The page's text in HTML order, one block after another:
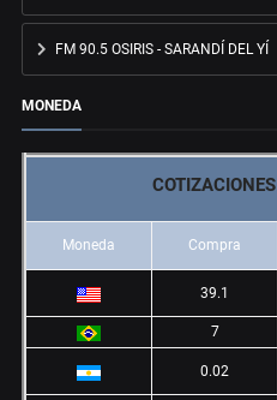
FM 90.5 OSIRIS - SARANDÍ DEL YÍ
MONEDA
COTIZACIONES
Moneda Compra
39.1
7
0.02